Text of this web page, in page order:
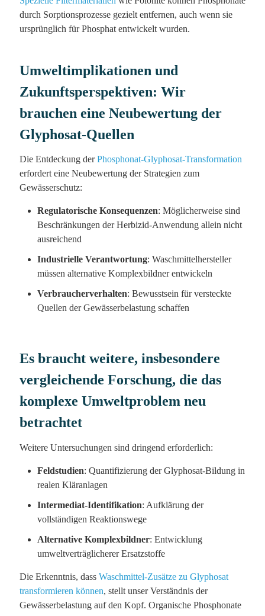
durch Sorptionsprozesse gezielt entfernen, auch wenn sie
ursprünglich für Phosphat entwickelt wurden.
Umweltimplikationen und
Zukunftsperspektiven: Wir
brauchen eine Neubewertung der
Glyphosat-Quellen
Die Entdeckung derPhosphonat-Glyphosat-Transformation
erfordert eine Neubewertung der Strategien zum
Gewässerschutz:
Regulatorische Konsequenzen: Möglicherweise sind
Beschränkungen der Herbizid-Anwendung allein nicht
ausreichend
Industrielle Verantwortung: Waschmittelhersteller
müssen alternative Komplexbildner entwickeln
Verbraucherverhalten: Bewusstsein für versteckte
Quellen der Gewässerbelastung schaffen
Es braucht weitere, insbesondere
vergleichende Forschung, die das
komplexe Umweltproblem neu
betrachtet
Weitere Untersuchungen sind dringend erforderlich:
Feldstudien: Quantifizierung der Glyphosat-Bildung in
realen Kläranlagen
Intermediat-Identifikation: Aufklärung der
vollständigen Reaktionswege
Alternative Komplexbildner: Entwicklung
umweltverträglicherer Ersatzstoffe
Die Erkenntnis, dass Waschmittel-Zusätze zu Glyphosat
transformieren können, stellt unser Verständnis der
Gewässerbelastung auf den Kopf. Organische Phosphonate